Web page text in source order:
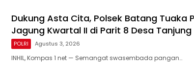
Dukung Asta Cita, Polsek Batang Tuaka
Jagung Kwartal II di Parit 8 Desa
POLRI Agustus 3, 2026
INHIL, Kompas 1 net — Semangat swasembada pangan…